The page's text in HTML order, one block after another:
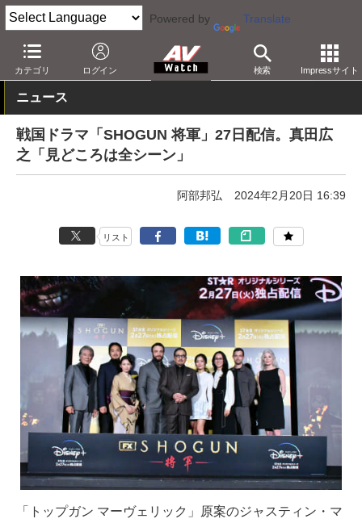
Powered by Translate
カテゴリ ログイン 検索 Impressサイト
AV Watch コンテンツ・サービス 映像配信 Disney+
ニュース
戦国ドラマ「SHOGUN 将軍」27日配信。真田広
之「見どころは全シーン」
阿部邦弘 2024年2月20日 16:39
リスト
「トップガン マーヴェリック」原案のジャスティン・マ